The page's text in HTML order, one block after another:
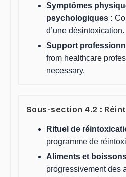
Symptômes
psychologiques :
d’une désintoxication.
Support
from healthcare
necessary.
Sous-section 4.2 :
Rituel de
programme de
Aliments et
progressivement des